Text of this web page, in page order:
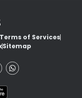
Terms of Services
Sitemap